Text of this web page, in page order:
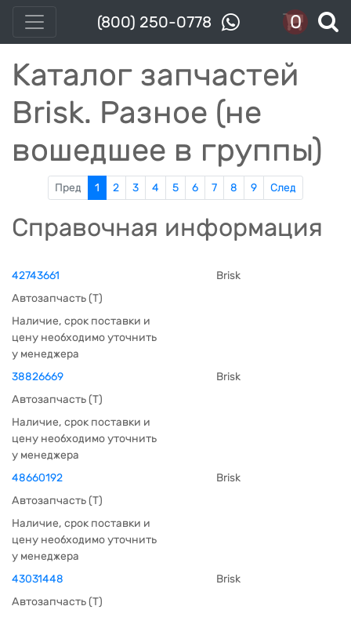
(800) 250-0778 0
Каталог запчастей
Brisk. Разное (не
вошедшее в группы)
Пред 1 2 3 4 5 6 7 8 9 След
Справочная информация
42743661
Brisk
Автозапчасть (Т)
Наличие, срок поставки и
цену необходимо уточнить
у менеджера
38826669
Brisk
Автозапчасть (Т)
Наличие, срок поставки и
цену необходимо уточнить
у менеджера
48660192
Brisk
Автозапчасть (Т)
Наличие, срок поставки и
цену необходимо уточнить
у менеджера
43031448
Brisk
Автозапчасть (Т)